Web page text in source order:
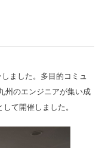
ました。多目的コミュ
州のエンジニアが集い成
て開催しました。